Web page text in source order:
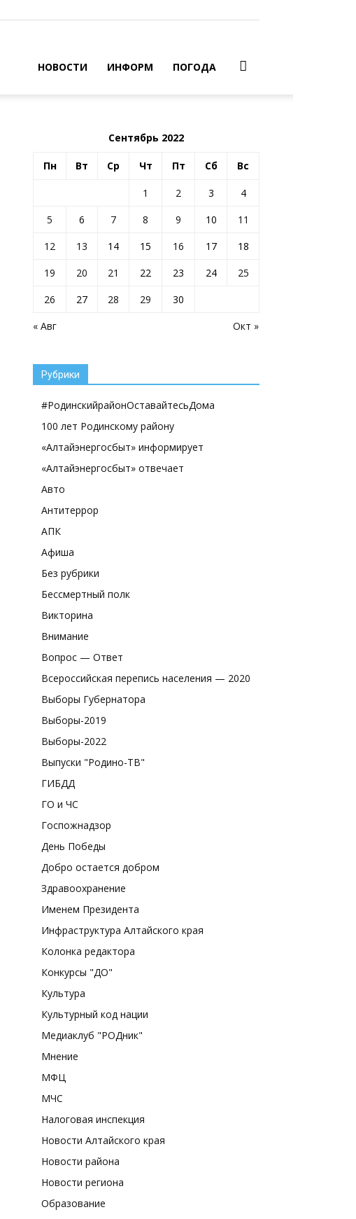
НОВОСТИ ИНФОРМ ПОГОДА
Сентябрь 2022
Пн Вт Ср Чт Пт Сб Вс
« Авг Окт »
1 2 3
4
5
6 7 8 9 10
11
12
13 14 15 16 17
18
19
20 21 22 23 24
25
26
27 28 29 30
Рубрики
#РодинскийрайонОставайтесьДома
100 лет Родинскому району
«Алтайэнергосбыт» информирует
«Алтайэнергосбыт» отвечает
Авто
Антитеррор
АПК
Афиша
Без рубрики
Бессмертный полк
Викторина
Внимание
Вопрос — Ответ
Всероссийская перепись населения — 2020
Выборы Губернатора
Выборы-2019
Выборы-2022
Выпуски "Родино-ТВ"
ГИБДД
ГО и ЧС
Госпожнадзор
День Победы
Добро остается добром
Здравоохранение
Именем Президента
Инфраструктура Алтайского края
Колонка редактора
Конкурсы "ДО"
Культура
Культурный код нации
Медиаклуб "РОДник"
Мнение
МФЦ
МЧС
Налоговая инспекция
Новости Алтайского края
Новости района
Новости региона
Образование